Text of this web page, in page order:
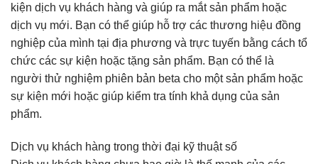
kiện dịch vụ khách hàng và giúp ra mắt sản phẩm hoặc
dịch vụ mới. Bạn có thể giúp hỗ trợ các thương hiệu đồng
nghiệp của mình tại địa phương và trực tuyến bằng cách tổ
chức các sự kiện hoặc tặng sản phẩm. Bạn có thể là
người thử nghiệm phiên bản beta cho một sản phẩm hoặc
sự kiện mới hoặc giúp kiểm tra tính khả dụng của sản
phẩm.
Dịch vụ khách hàng trong thời đại kỹ thuật số